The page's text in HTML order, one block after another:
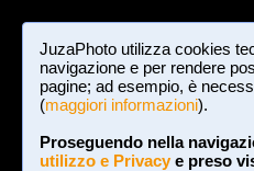
JuzaPhoto utilizza cookies
navigazione e per rendere
pagine; ad esempio, è
(maggiori informazioni).
Proseguendo nella
utilizzo e Privacye preso